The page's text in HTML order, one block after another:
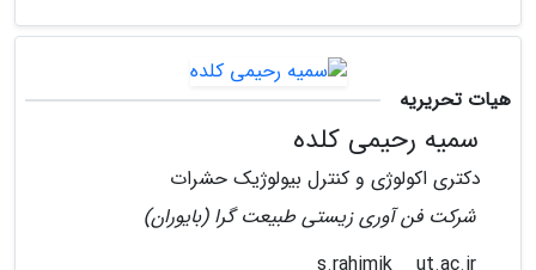
هیات تحریریه
سمیه رحیمی کلده
دکتری اکولوژی و کنترل بیولوژیک حشرات
شرکت فن آوری زیستی طبیعت گرا (بایوران)
ut.ac.ir